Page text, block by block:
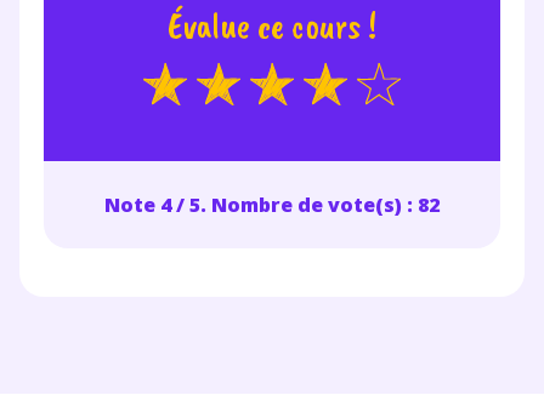
Évalue ce cours !
Note 4 / 5. Nombre de vote(s) : 82
en savoir plus sur la gestion de vos données
personnelles et pour exercer vos droits, vous pouvez
notre charte